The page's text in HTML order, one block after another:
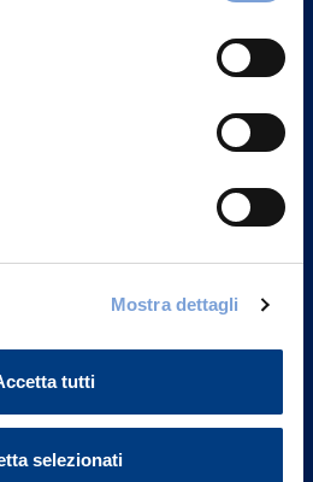
Mostra dettagli
tutti
selezionati